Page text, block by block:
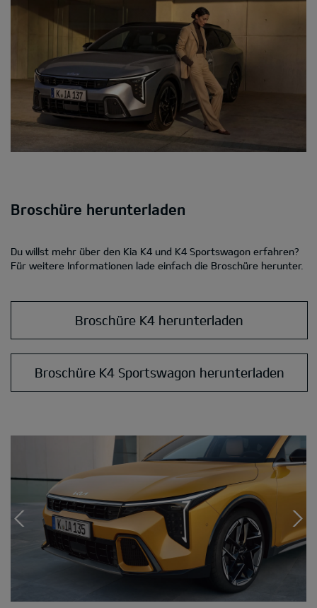
Broschüre herunterladen
Du willst mehr über den Kia K4 und K4 Sportswagon erfahren?
Für weitere Informationen lade einfach die Broschüre herunter.
Broschüre K4 herunterladen
Broschüre K4 Sportswagon herunterladen